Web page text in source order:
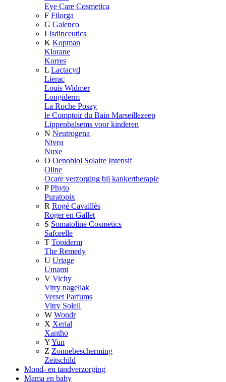
Eye Care Cosmetica
F Filorga
G Galenco
I Isdinceutics
K Kopman
Klorane
Korres
L Lactacyd
Lierac
Louis Widmer
Longiderm
La Roche Posay
le Comptoir du Bain Marseillezeep
Lippenbalsems voor kinderen
N Neutrogena
Nivea
Nuxe
O Oenobiol Solaire Intensif
Oline
Ocare verzorging bij kankertherapie
P Phyto
Puratopix
R Rogé Cavaillès
Roger en Gallet
S Somatoline Cosmetics
Saforelle
T Topiderm
The Remedy
U Uriage
Umami
V Vichy
Vitry nagellak
Verset Parfums
Vitry Soleil
W Wondr
X Xerial
Xantho
YYun
Z Zonnebescherming
Zeitschild
Mond- en tandverzorging
Mama en baby